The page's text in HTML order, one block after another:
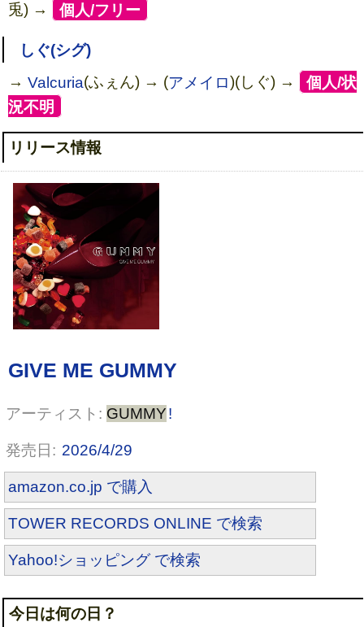
兎) →
[個人/フリー
しぐ(シグ)
→Valcuria(ふぇん) → (アメイロ)(しぐ) → [個人/状
況不明
リリース情報
GUMMY!
2026/4/29
amazon.co.jp で購入
TOWER RECORDS ONLINE で検索
Yahoo!ショッピング で検索
今日は何の日？